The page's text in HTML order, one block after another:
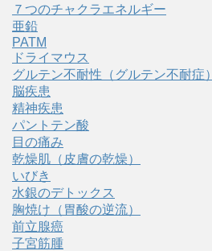
７つのチャクラエネルギー
亜鉛
PATM
ドライマウス
グルテン不耐性（グルテン不耐症）
脳疾患
精神疾患
パントテン酸
目の痛み
乾燥肌（皮膚の乾燥）
いびき
水銀のデトックス
胸焼け（胃酸の逆流）
前立腺癌
子宮筋腫